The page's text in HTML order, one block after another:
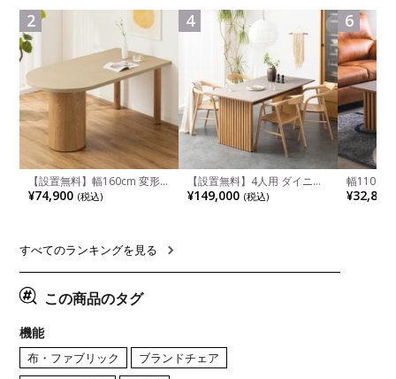
ュラル ブラウン 完成品
2
【設置無料】幅160cm 変形
半円 ダイニングテーブル モ
ルタル風 LENAS コンクリー
リア風 グレージュ
¥74,900 (税込)
4
【設置無料】4人用 ダイニン
グテーブルセット 5点 LUGA
セラミックテーブル おしゃれ
¥149,000 (税込)
れ ウッデ
ル グレー
6
幅110cm
木目調 リ
付き 長方
¥32,800
すべてのランキングを見る
この商品のタグ
機能
布・ファブリック ブランドチェア